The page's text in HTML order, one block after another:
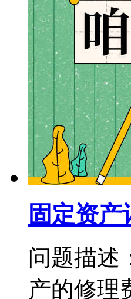
固定资
问题描述
产的修理